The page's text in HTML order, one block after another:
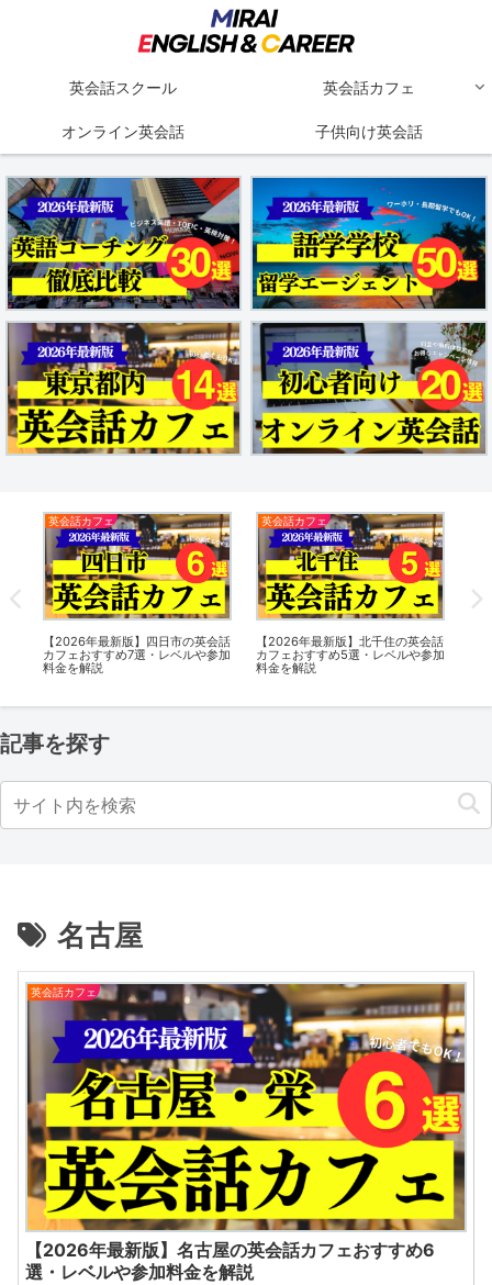
英会話スクール 英会話カフェ
オンライン英会話 子供向け英会話
英会話カフェ
【2026年最新版】四日市の英会話
カフェおすすめ7選・レベルや参加
料金を解説
英会話カフェ
【2026年最新版】北千住の英会話
カフェおすすめ5選・レベルや参加
料金を解説
記事を探す
名古屋
英会話カフェ
【2026年最新版】名古屋の英会話カフェおすすめ6
選・レベルや参加料金を解説